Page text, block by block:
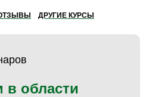
ДРУГИЕ КУРСЫ
в области